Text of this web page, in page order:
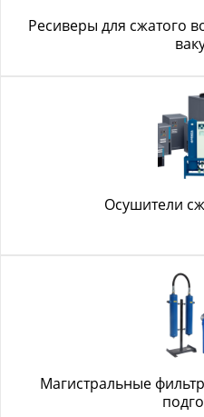
Ресиверы для сжатого
Осушители
Магистральные